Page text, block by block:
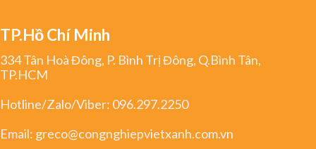
TP.Hồ Chí Minh
334 Tân Hoà Đông, P. Bình Trị Đông, Q.Bình Tân,
TP.HCM
Hotline/Zalo/Viber: 096.297.2250
Email: greco@congnghiepvietxanh.com.vn